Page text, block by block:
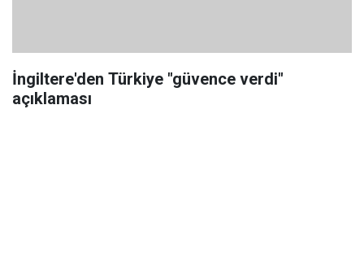
İngiltere'den Türkiye "güvence verdi"
açıklaması